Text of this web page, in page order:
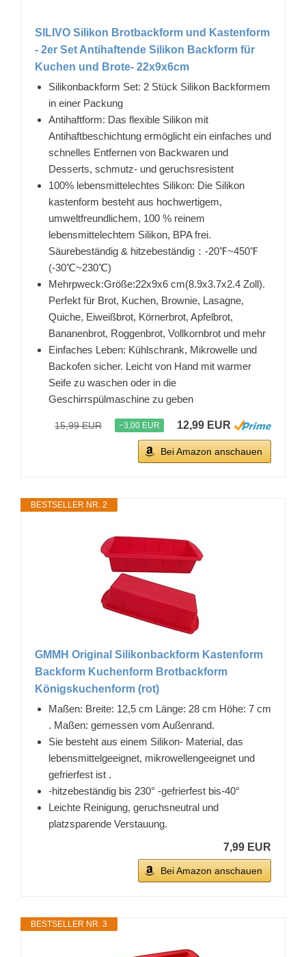
SILIVO Silikon Brotbackform und Kastenform
- 2er Set Antihaftende Silikon Backform für
Kuchen und Brote- 22x9x6cm
Silikonbackform Set: 2 Stück Silikon Backformem
in einer Packung
Antihaftform: Das flexible Silikon mit
Antihaftbeschichtung ermöglicht ein einfaches und
schnelles Entfernen von Backwaren und
Desserts, schmutz- und geruchsresistent
100% lebensmittelechtes Silikon: Die Silikon
kastenform besteht aus hochwertigem,
umweltfreundlichem, 100 % reinem
lebensmittelechtem Silikon, BPA frei.
Säurebeständig & hitzebeständig：-20℉~450℉
(-30℃~230℃)
Mehrpweck:Größe:22x9x6 cm(8.9x3.7x2.4 Zoll).
Perfekt für Brot, Kuchen, Brownie, Lasagne,
Quiche, Eiweißbrot, Körnerbrot, Apfelbrot,
Bananenbrot, Roggenbrot, Vollkornbrot und mehr
Einfaches Leben: Kühlschrank, Mikrowelle und
Backofen sicher. Leicht von Hand mit warmer
Seife zu waschen oder in die
Geschirrspülmaschine zu geben
15,99 EUR −3,00 EUR 12,99 EUR
Bei Amazon anschauen
BESTSELLER NR. 2
GMMH Original Silikonbackform Kastenform
Backform Kuchenform Brotbackform
Königskuchenform (rot)
Maßen: Breite: 12,5 cm Länge: 28 cm Höhe: 7 cm
. Maßen: gemessen vom Außenrand.
Sie besteht aus einem Silikon- Material, das
lebensmittelgeeignet, mikrowellengeeignet und
gefrierfest ist .
-hitzebeständig bis 230° -gefrierfest bis-40°
Leichte Reinigung, geruchsneutral und
platzsparende Verstauung.
7,99 EUR
Bei Amazon anschauen
BESTSELLER NR. 3